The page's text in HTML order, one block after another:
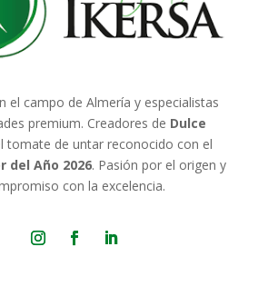
el campo de Almería y especialistas
premium. Creadores de Dulce
tomate de untar reconocido con el
del Año 2026. Pasión por el origen y
con la excelencia.